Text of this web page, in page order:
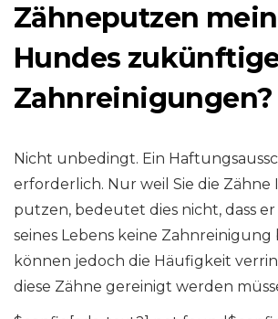
Zähneputzen
Hundes
Zahnreinigungen?
Nicht unbedingt. Ein
erforderlich. Nur weil Sie die Zähne
putzen, bedeutet dies nicht, dass
seines Lebens keine Zahnreinigung
können jedoch die Häufigkeit
diese Zähne gereinigt werden